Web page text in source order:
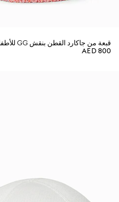
قبعة من جاكارد القطن بنقش GG للأطفال الرضّع
AED 800